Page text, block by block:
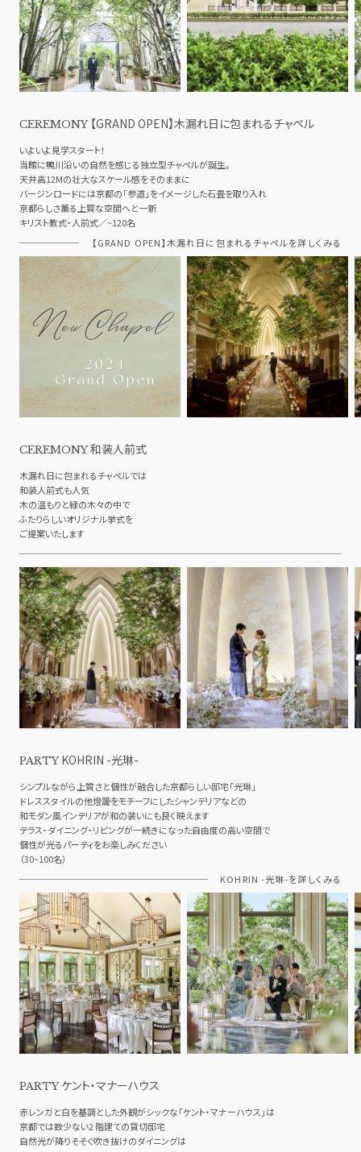
CEREMONY 【GRAND OPEN】木漏れ日に包まれるチャペル
いよいよ見学スタート！
当館に鴨川沿いの自然を感じる独立型チャペルが誕生。
天井高12Mの壮大なスケール感をそのままに
バージンロードには京都の「参道」をイメージした石畳を取り入れ
京都らしさ薫る上質な空間へと一新
キリスト教式・人前式／~120名
【GRAND OPEN】木漏れ日に包まれるチャペルを詳しくみる
CEREMONY和装人前式
木漏れ日に包まれるチャペルでは
和装人前式も人気
木の温もりと緑の木々の中で
ふたりらしいオリジナル挙式を
ご提案いたします
PARTY KOHRIN -光琳-
シンプルながら上質さと個性が融合した京都らしい邸宅「光琳」
ドレススタイルの他燈籠をモチーフにしたシャンデリアなどの
和モダン風インテリアが和の装いにも良く映えます
テラス・ダイニング・リビングが一続きになった自由度の高い空間で
個性が光るパーティをお楽しみください
（30~100名）
KOHRIN -光琳-を詳しくみる
PARTY ケント・マナーハウス
赤レンガと白を基調とした外観がシックな「ケント・マナーハウス」は
京都では数少ない2 階建ての貸切邸宅
自然光が降りそそぐ吹き抜けのダイニングは